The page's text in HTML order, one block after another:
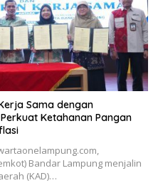
Sama dengan
Ketahanan Pangan
Bandar Lampung menjalin
(KAD)…